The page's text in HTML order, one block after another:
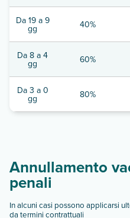
Da 19 a 9
gg 40%
Da 8 a 4
gg 60%
Da 3 a 0
gg 80%
Annullamento
penali
In alcuni casi possono applicarsi
da termini contrattuali